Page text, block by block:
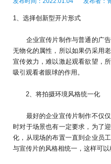
1、选择创新型开片形式
企业宣传片制作与普通的广告
无物化的属性，所以如果仍采用
宣传效力，难以激起观看欲望，
吸引观看者眼球的作用。
2、将拍摄环境风格统一化
最好的企业宣传片制作不仅仅
时对于场景也有一定要求，为了
化，从现场的布置一直到企业员
与宣传片的风格相统一，这样可以